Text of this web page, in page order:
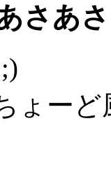
さあ
ょー